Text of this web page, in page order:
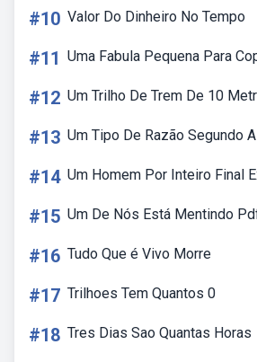
#10 Valor Do Dinheiro No Tempo
#11 Uma Fabula Pequena Para
#12 Um Trilho De Trem De 10
#13 Um Tipo De Razão Segundo
#14 Um Homem Por Inteiro Final
#15 Um De Nós Está Mentindo
#16 Tudo Que é Vivo Morre
#17 Trilhoes Tem Quantos 0
#18 Tres Dias Sao Quantas Horas